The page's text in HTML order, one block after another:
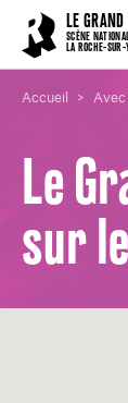
LE
SCÈNE
LA ROCHE-SUR-
Accueil
Le
sur
Cookies